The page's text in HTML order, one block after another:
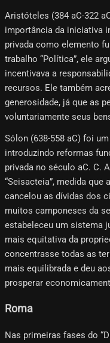
Aristóteles (384 aC-322
importância da iniciativa
privada como elemento
trabalho “Política”, ele
incentivava a
recursos. Ele também
generosidade, já que as
voluntariamente seus
Sólon (638-558 aC) foi
introduzindo reformas
privada no século aC. C.
“Seisacteia”, medida
cancelou as dívidas dos
muitos camponeses da
estabeleceu um sistema
mais equitativa da
concentrasse todas as
mais equilibrada e deu
prosperar
Roma
Nas primeiras fases do